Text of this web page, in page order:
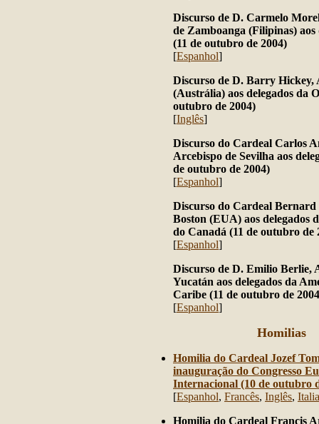
Discurso de D. Carmelo
de Zamboanga (Filipinas) aos
(11 de outubro de 2004)
[Espanhol]
Discurso de D. Barry Hickey,
(Austrália) aos delegados da
outubro de 2004)
[Inglês]
Discurso do Cardeal Carlos
Arcebispo de Sevilha aos
de outubro de 2004)
[Espanhol]
Discurso do Cardeal
Boston (EUA) aos delegados
do Canadá (11 de outubro de
[Espanhol]
Discurso de D. Emilio Berlie,
Yucatán aos delegados da
Caribe (11 de outubro de
[Espanhol]
Homilias
Homilia do Cardeal Jozef
inauguração do Congresso
Internacional (10 de outubro
[Espanhol, Francês, Inglês,
Homilia do Cardeal Francis